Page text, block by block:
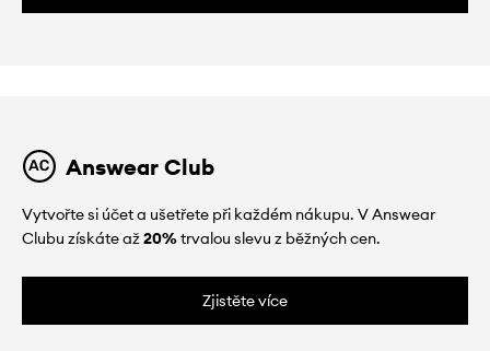
Answear Club
Vytvořte si účet a ušetřete při každém nákupu. V Answear
Clubu získáte až20%trvalou slevu z běžných cen.
Zjistěte více